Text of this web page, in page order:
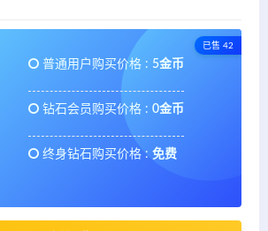
已售 42
普通用户购买价格 : 5金币
钻石会员购买价格 : 0金币
终身钻石购买价格 : 免费